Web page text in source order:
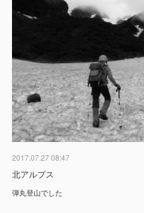
2017.07.27 08:47
北アルプス
弾丸登山でした